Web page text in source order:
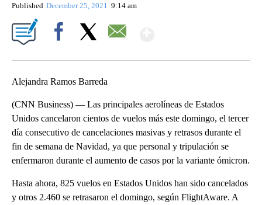
Published December 25, 2021 9:14 am
Alejandra Ramos Barreda
(CNN Business) — Las principales aerolíneas de Estados
Unidos cancelaron cientos de vuelos más este domingo, el tercer
día consecutivo de cancelaciones masivas y retrasos durante el
fin de semana de Navidad, ya que personal y tripulación se
enfermaron durante el aumento de casos por la variante ómicron.
Hasta ahora, 825 vuelos en Estados Unidos han sido cancelados
y otros 2.460 se retrasaron el domingo, según FlightAware. A